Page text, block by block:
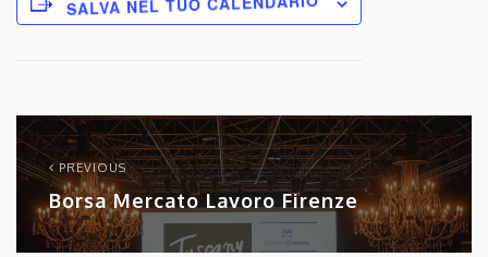
PREVIOUS
Borsa Mercato Lavoro Firenze